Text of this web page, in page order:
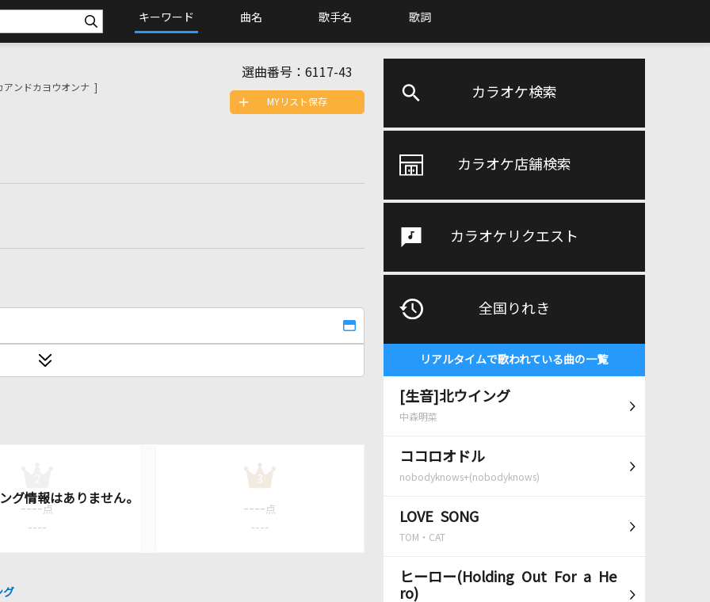
キーワード 曲名 歌手名 歌詞
カラオケ検索
カラオケ店舗検索
カラオケリクエスト
全国りれき
リアルタイムで歌われている曲の一覧
[生音]北ウイング
中森明菜
ココロオドル
nobodyknows+(nobodyknows)
LOVE SONG
TOM・CAT
ヒーロー(Holding Out For a He
ro)
ンドカヨウオンナ ]
選曲番号： 6117-43
MYリスト保存
---- 点
----
3
---- 点
----
グ